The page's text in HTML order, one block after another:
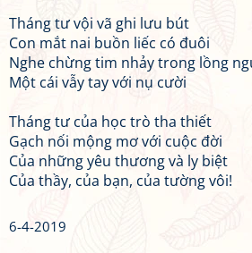
Tháng tư vội vã ghi lưu bút
Con mắt nai buồn liếc có đuôi
Nghe chừng tim nhảy trong lồng
Một cái vẫy tay với nụ cười
Tháng tư của học trò tha thiết
Gạch nối mộng mơ với cuộc đời
Của những yêu thương và ly biệt
Của thầy, của bạn, của tường vôi!
6-4-2019